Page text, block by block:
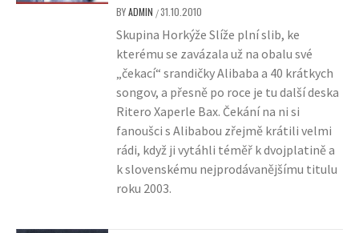
BYADMIN /31.10.2010
Skupina Horkýže Slíže plní slib, ke
kterému se zavázala už na obalu své
„čekací“ srandičky Alibaba a 40 krátkych
songov, a přesně po roce je tu další deska
Ritero Xaperle Bax. Čekání na ni si
fanoušci s Alibabou zřejmě krátili velmi
rádi, když ji vytáhli téměř k dvojplatině a
k slovenskému nejprodávanějšímu titulu
roku 2003.